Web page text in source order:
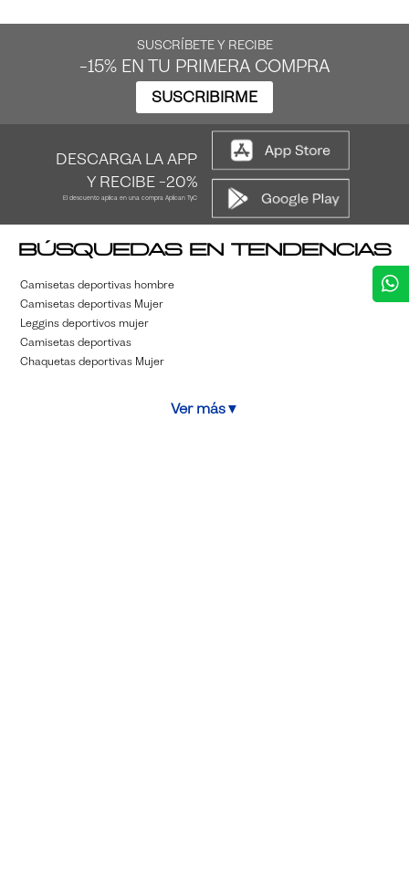
SUSCRÍBETE Y RECIBE
-15% EN TU PRIMERA COMPRA
SUSCRIBIRME
DESCARGA LA APP
Y RECIBE -20%
El descuento aplica en una compra Aplican TyC
Búsquedas en tendencias
Camisetas deportivas hombre
Camisetas deportivas Mujer
Leggins deportivos mujer
Camisetas deportivas
Chaquetas deportivas Mujer
Ver más▼